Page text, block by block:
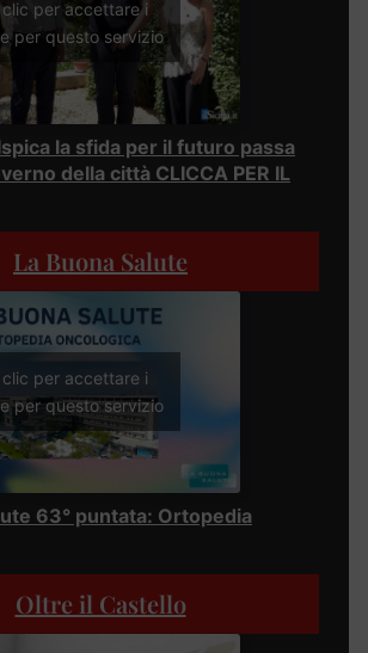
clic per accettare i
per questo servizio
la sfida per il futuro passa
della città CLICCA PER IL
La Buona Salute
clic per accettare i
per questo servizio
63° puntata: Ortopedia
Oltre il Castello